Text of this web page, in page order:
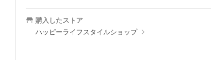
購入したストア
ハッピーライフスタイルショップ